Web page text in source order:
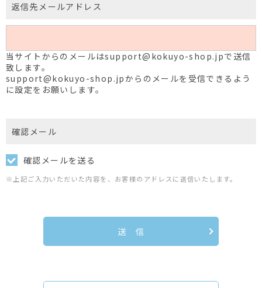
返信先メールアドレス
当サイトからのメールはsupport@kokuyo-shop.jpで送信
致します。
support@kokuyo-shop.jpからのメールを受信できるよう
に設定をお願いします。
確認メール
確認メールを送る
※上記ご入力いただいた内容を、お客様のアドレスに送信いたします。
送 信